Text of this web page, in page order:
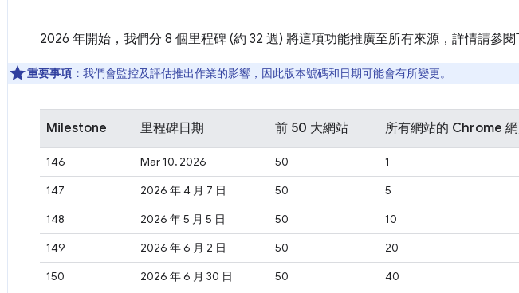
2026 年開始，我們分 8 個里程碑 (約 32 週) 將這項功能推廣至所有來源，詳情請參閱
重要事項： 我們會監控及評估推出作業的影響，因此版本號碼和日期可能會有所變更。
Milestone 里程碑日期 前 50 大網站 所有網站的 Chrome
146 Mar 10, 2026 50
1
147
2026 年 4 月 7 日 50
5
148
2026 年 5 月 5 日 50
10
149
2026 年 6 月 2 日 50
20
150
2026 年 6 月 30 日 50
40